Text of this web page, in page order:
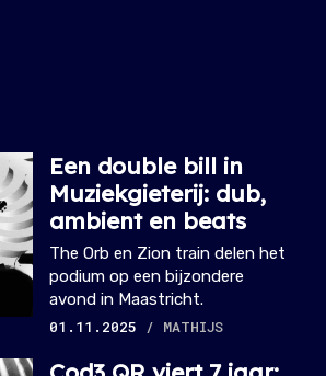
Een double bill in
Muziekgieterij: dub,
ambient en beats
The Orb en Zion train delen het
podium op een bijzondere
avond in Maastricht.
01.11.2025
/ MATHIJS